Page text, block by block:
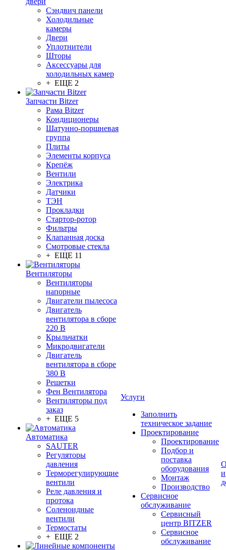
Сэндвич панели
Холодильные
камеры
Двери
Уплотнители
Шторы
Аксессуары для
холодильных камер
+ ЕЩЕ 2
Запчасти Bitzer
Рама Bitzer
Кондиционеры
Шатунно-поршневая
группа
Плиты
Элементы корпуса
Крепёж
Вентили
Электрика
Датчики
ТЭН
Прокладки
Стартор-ротор
Фильтры
Клапанная доска
Смотровые стекла
+ ЕЩЕ 11
Вентиляторы
Вентиляторы
напорные
Двигатели пылесоса
Двигатель
вентилятора в сборе
220 В
Крыльчатки
Микродвигатели
Двигатель
вентилятора в сборе
380 В
Решетки
Фен Вентилятора
Вентиляторы под
заказ
+ ЕЩЕ 5
Автоматика
SAUTER
Регуляторы
давления
Терморегулирующие
вентили
Реле давления и
протока
Соленоидные
вентили
Термостаты
+ ЕЩЕ 2
Услуги
Заполнить
техническое задание
Проектирование
Проектирование
Подбор и
поставка
оборудования
Монтаж
Производство
Сервисное
обслуживание
Сервисный
центр BITZER
Сервисное
обслуживание
и